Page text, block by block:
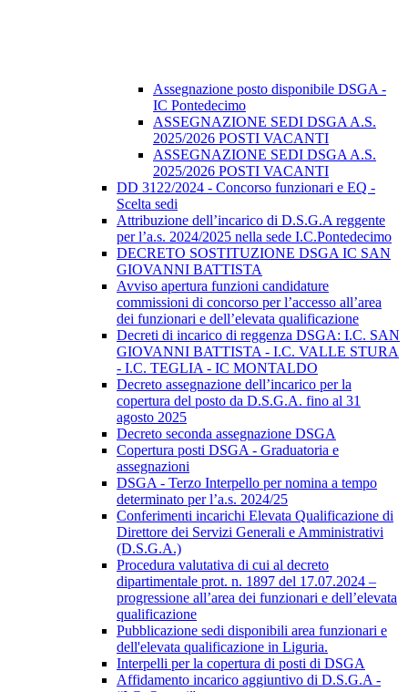
Assegnazione posto disponibile DSGA -
IC Pontedecimo
ASSEGNAZIONE SEDI DSGA A.S.
2025/2026 POSTI VACANTI
ASSEGNAZIONE SEDI DSGA A.S.
2025/2026 POSTI VACANTI
DD 3122/2024 - Concorso funzionari e EQ -
Scelta sedi
Attribuzione dell’incarico di D.S.G.A reggente
per l’a.s. 2024/2025 nella sede I.C.Pontedecimo
DECRETO SOSTITUZIONE DSGA IC SAN
GIOVANNI BATTISTA
Avviso apertura funzioni candidature
commissioni di concorso per l’accesso all’area
dei funzionari e dell’elevata qualificazione
Decreti di incarico di reggenza DSGA: I.C. SAN
GIOVANNI BATTISTA - I.C. VALLE STURA
- I.C. TEGLIA - IC MONTALDO
Decreto assegnazione dell’incarico per la
copertura del posto da D.S.G.A. fino al 31
agosto 2025
Decreto seconda assegnazione DSGA
Copertura posti DSGA - Graduatoria e
assegnazioni
DSGA - Terzo Interpello per nomina a tempo
determinato per l’a.s. 2024/25
Conferimenti incarichi Elevata Qualificazione di
Direttore dei Servizi Generali e Amministrativi
(D.S.G.A.)
Procedura valutativa di cui al decreto
dipartimentale prot. n. 1897 del 17.07.2024 –
progressione all’area dei funzionari e dell’elevata
qualificazione
Pubblicazione sedi disponibili area funzionari e
dell'elevata qualificazione in Liguria.
Interpelli per la copertura di posti di DSGA
Affidamento incarico aggiuntivo di D.S.G.A -